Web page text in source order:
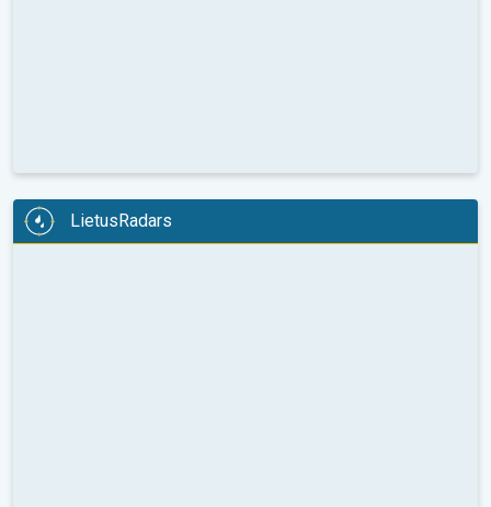
LietusRadars